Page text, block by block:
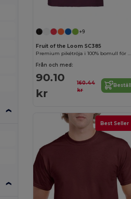
+9
Fruit of the Loom SC385
Premium pikétröja i 100% bomull för herrar
Från och med:
90.10
kr
160.44
kr
Beställ
Best Seller